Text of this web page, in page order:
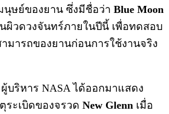
นุษย์ของยาน ซึ่งมีชื่อว่า Blue Moon
ผิวดวงจันทร์ภายในปีนี้ เพื่อทดสอบ
มารถของยานก่อนการใช้งานจริง
ผู้บริหาร NASA ได้ออกมาแสดง
ระเบิดของจรวด New Glenn เมื่อ